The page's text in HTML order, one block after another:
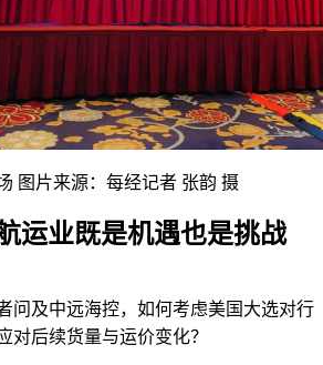
图片来源：每经记者 张韵 摄
运业既是机遇也是挑战
问及中远海控，如何考虑美国大选对行
对后续货量与运价变化？